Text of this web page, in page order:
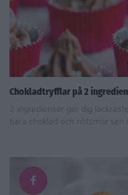
Chokladtryfflar på 2